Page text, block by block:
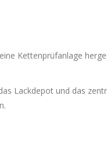
Kettenprüfanlage
Lackdepot und das